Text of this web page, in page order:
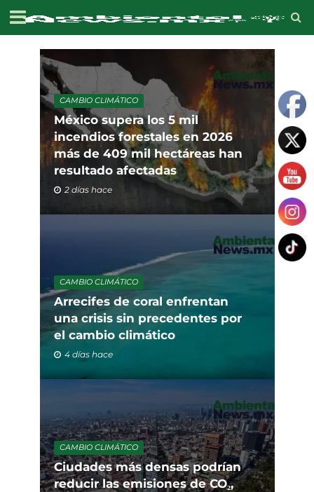
CAMBIO CLIMÁTICO
México supera los 5 mil
incendios forestales en 2026
más de 409 mil hectáreas han
resultado afectadas
2 días hace
CAMBIO CLIMÁTICO
Arrecifes de coral enfrentan
una crisis sin precedentes por
el cambio climático
4 días hace
CAMBIO CLIMÁTICO
Ciudades más densas podrían
reducir las emisiones de CO₂,